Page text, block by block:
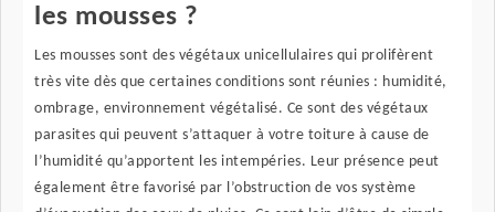
les mousses ?
Les mousses sont des végétaux unicellulaires qui prolifèrent
très vite dès que certaines conditions sont réunies : humidité,
ombrage, environnement végétalisé. Ce sont des végétaux
parasites qui peuvent s’attaquer à votre toiture à cause de
l’humidité qu’apportent les intempéries. Leur présence peut
également être favorisé par l’obstruction de vos système